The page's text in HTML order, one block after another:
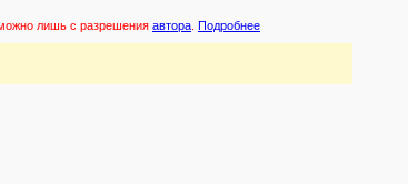
лишь с разрешения автора Подробнее